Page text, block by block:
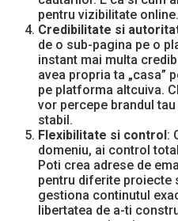
pentru vizibilitate online.
Credibilitate si
de o sub-pagina pe o
instant mai multa
avea propria ta „casa”
pe platforma altcuiva.
vor percepe brandul
stabil.
Flexibilitate si control:
domeniu, ai control
Poti crea adrese de
pentru diferite proiecte
gestiona continutul
libertatea de a-ti